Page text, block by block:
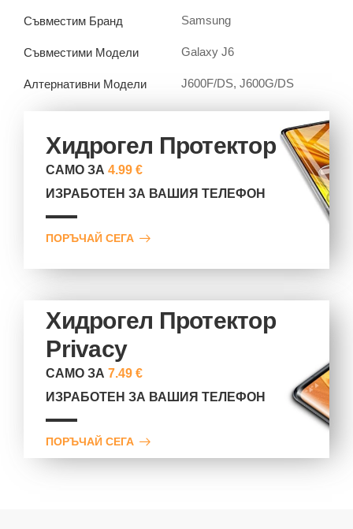
Съвместим Бранд Samsung
Съвместими Модели Galaxy J6
Алтернативни Модели J600F/DS, J600G/DS
Хидрогел Протектор
САМО ЗА4.99 €
ИЗРАБОТЕН ЗА ВАШИЯ ТЕЛЕФОН
ПОРЪЧАЙ СЕГА
Хидрогел Протектор
Privacy
САМО ЗА7.49 €
ИЗРАБОТЕН ЗА ВАШИЯ ТЕЛЕФОН
ПОРЪЧАЙ СЕГА